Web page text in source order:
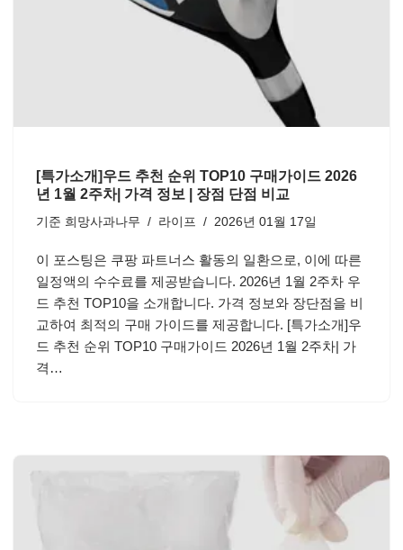
[특가소개]우드 추천 순위 TOP10 구매가이드 2026
년 1월 2주차| 가격 정보 | 장점 단점 비교
기준 희망사과나무 라이프 2026년 01월 17일
이 포스팅은 쿠팡 파트너스 활동의 일환으로, 이에 따른
일정액의 수수료를 제공받습니다. 2026년 1월 2주차 우
드 추천 TOP10을 소개합니다. 가격 정보와 장단점을 비
교하여 최적의 구매 가이드를 제공합니다. [특가소개]우
드 추천 순위 TOP10 구매가이드 2026년 1월 2주차| 가
격…